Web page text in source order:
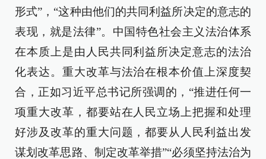
形式”，“这种由他们的共同利益所决定的意志的
表现，就是法律”。中国特色社会主义法治体系
在本质上是由人民共同利益所决定意志的法治
化表达。重大改革与法治在根本价值上深度契
合，正如习近平总书记所强调的，“推进任何一
项重大改革，都要站在人民立场上把握和处理
好涉及改革的重大问题，都要从人民利益出发
谋划改革思路、制定改革举措”“必须坚持法治为